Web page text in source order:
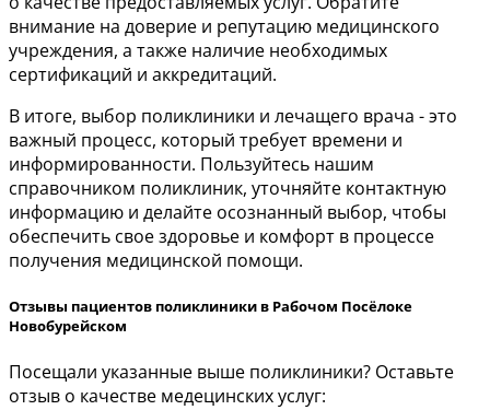
внимание на доверие и репутацию медицинского
учреждения, а также наличие необходимых
сертификаций и аккредитаций.
В итоге, выбор поликлиники и лечащего врача - это
важный процесс, который требует времени и
информированности. Пользуйтесь нашим
справочником поликлиник, уточняйте контактную
информацию и делайте осознанный выбор, чтобы
обеспечить свое здоровье и комфорт в процессе
получения медицинской помощи.
Отзывы пациентов поликлиники в Рабочом Посёлоке
Новобурейском
Посещали указанные выше поликлиники? Оставьте
отзыв о качестве медецинских услуг: